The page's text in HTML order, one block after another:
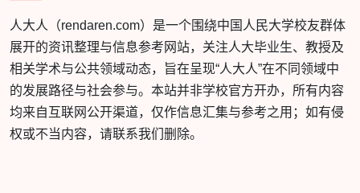
人大人（rendaren.com）是一个围绕中国人民大学校友群体
展开的资讯整理与信息参考网站，关注人大毕业生、教授及
相关学术与公共领域动态，旨在呈现“人大人”在不同领域中
的发展路径与社会参与。本站并非学校官方开办，所有内容
均来自互联网公开渠道，仅作信息汇集与参考之用；如有侵
权或不当内容，请联系我们删除。